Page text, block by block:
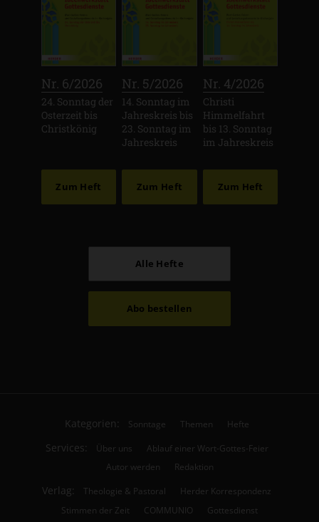
Nr. 6/2026
24. Sonntag der
Osterzeit bis
Christkönig
Zum Heft
Nr. 5/2026
14. Sonntag im
Jahreskreis bis
23. Sonntag im
Jahreskreis
Zum Heft
Nr. 4/2026
Christi
Himmelfahrt
bis 13. Sonntag
im Jahreskreis
Zum Heft
Alle Hefte
Abo bestellen
Kategorien: Sonntage Themen Hefte
Services: Über uns
Ablauf einer Wort-Gottes-Feier
Autor werden
Redaktion
Verlag: Theologie & Pastoral
Herder Korrespondenz
Stimmen der Zeit
COMMUNIO
Gottesdienst